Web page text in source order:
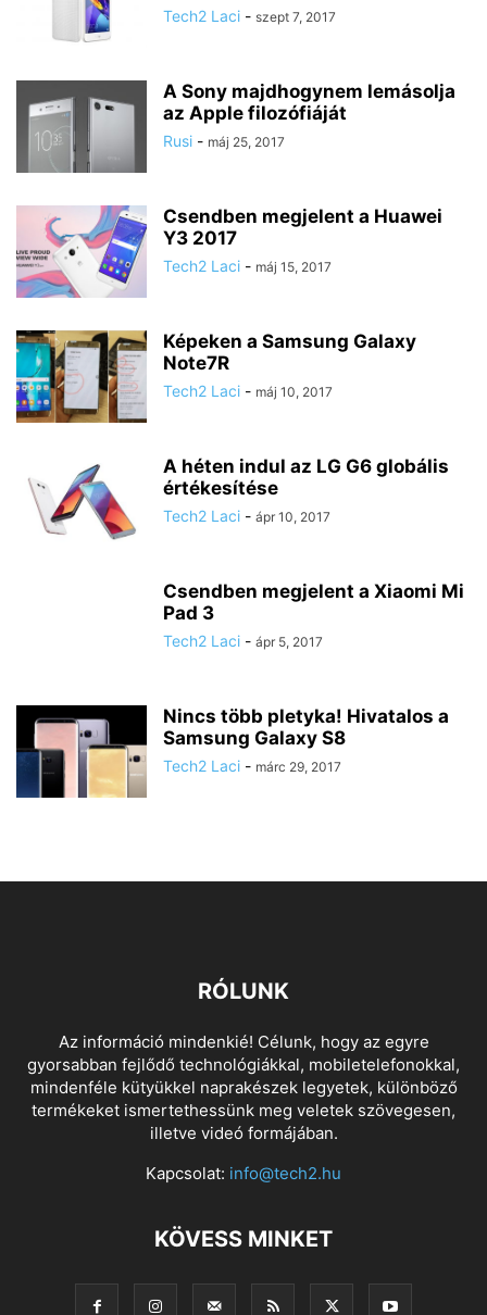
Tech2 Laci - szept 7, 2017
A Sony majdhogynem lemásolja
az Apple filozófiáját
Rusi - máj 25, 2017
Csendben megjelent a Huawei
Y3 2017
Tech2 Laci - máj 15, 2017
Képeken a Samsung Galaxy
Note7R
Tech2 Laci - máj 10, 2017
A héten indul az LG G6 globális
értékesítése
Tech2 Laci - ápr 10, 2017
Csendben megjelent a Xiaomi Mi
Pad 3
Tech2 Laci - ápr 5, 2017
Nincs több pletyka! Hivatalos a
Samsung Galaxy S8
Tech2 Laci - márc 29, 2017
RÓLUNK
Az információ mindenkié! Célunk, hogy az egyre
gyorsabban fejlődő technológiákkal, mobiletelefonokkal,
mindenféle kütyükkel naprakészek legyetek, különböző
termékeket ismertethessünk meg veletek szövegesen,
illetve videó formájában.
Kapcsolat: info@tech2.hu
KÖVESS MINKET